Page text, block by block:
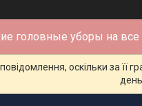
головные уборы на все
оскільки за її
день.